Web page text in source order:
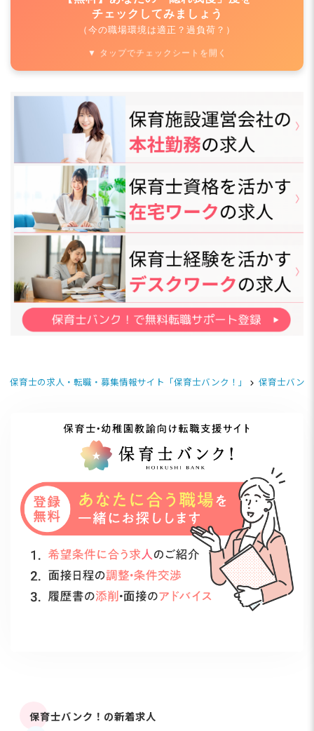
チェックしてみましょう
（今の職場環境は適正？過負荷？）
▼ タップでチェックシートを開く
保育士の求人・転職・募集情報サイト「保育士バンク！」 保育士バン
保育士バンク！の新着求人